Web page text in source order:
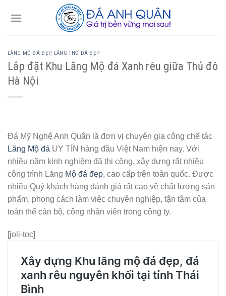
LĂNG MỘ ĐÁ ĐẸP, LĂNG THỜ ĐÁ ĐẸP
Lắp đặt Khu Lăng Mộ đá Xanh rêu giữa Thủ đô
Hà Nội
Đá Mỹ Nghệ Anh Quân là đơn vị chuyên gia công chế tác
Lăng Mộ đá UY TÍN hàng đầu Việt Nam hiện nay. Với
nhiều năm kinh nghiệm đã thi công, xây dựng rất nhiều
công trình Lăng Mộ đá đẹp, cao cấp trên toàn quốc. Được
nhiều Quý khách hàng đánh giá rất cao về chất lượng sản
phẩm, phong cách làm việc chuyên nghiệp, tận tâm của
toàn thể cán bộ, công nhân viên trong công ty.
[joli-toc]